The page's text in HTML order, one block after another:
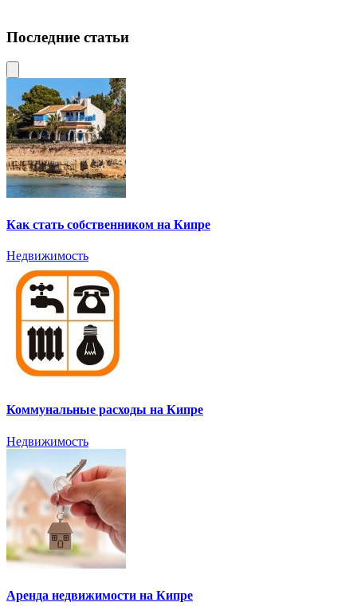
Последние статьи
Как стать собственником на Кипре
Недвижимость
Коммунальные расходы на Кипре
Недвижимость
Аренда недвижимости на Кипре